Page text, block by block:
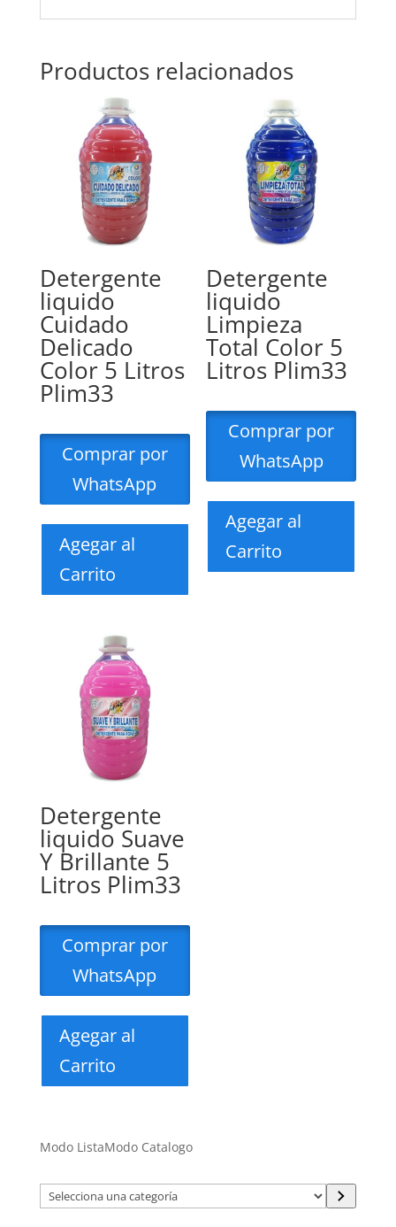
Productos relacionados
Detergente
liquido
Cuidado
Delicado
Color 5 Litros
Plim33
Comprar por
WhatsApp
Agegar al
Carrito
Detergente
liquido
Limpieza
Total Color 5
Litros Plim33
Comprar por
WhatsApp
Agegar al
Carrito
Detergente
liquido Suave
Y Brillante 5
Litros Plim33
Comprar por
WhatsApp
Agegar al
Carrito
Modo ListaModo Catalogo
Selecciona
una